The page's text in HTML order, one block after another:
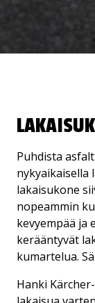
Puhdista
nykyaikaisella
lakaisukone
nopeammin
kevyempää ja
kerääntyvät
kumartelua.
Hanki